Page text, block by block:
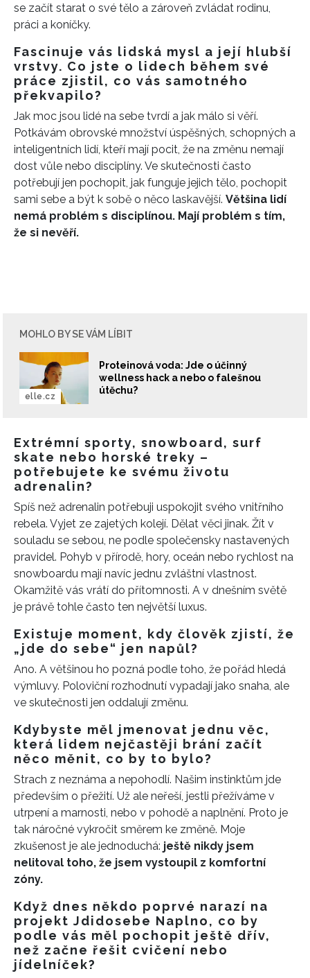
INFORMACE
REDAKCE
se začít starat o své tělo a zároveň zvládat rodinu,
práci a koníčky.
Fascinuje vás lidská mysl a její hlubší
vrstvy. Co jste o lidech během své
práce zjistil, co vás samotného
překvapilo?
Jak moc jsou lidé na sebe tvrdí a jak málo si věří.
Potkávám obrovské množství úspěšných, schopných a
inteligentních lidí, kteří mají pocit, že na změnu nemají
dost vůle nebo disciplíny. Ve skutečnosti často
potřebují jen pochopit, jak funguje jejich tělo, pochopit
sami sebe a být k sobě o něco laskavější. Většina lidí
nemá problém s disciplínou. Mají problém s tím,
že si nevěří.
MOHLO BY SE VÁM LÍBIT
Proteinová voda: Jde o účinný
wellness hack a nebo o falešnou
útěchu?
elle.cz
Extrémní sporty, snowboard, surf
skate nebo horské treky –
potřebujete ke svému životu
adrenalin?
Spíš než adrenalin potřebuji uspokojit svého vnitřního
rebela. Vyjet ze zajetých kolejí. Dělat věci jinak. Žít v
souladu se sebou, ne podle společensky nastavených
pravidel. Pohyb v přírodě, hory, oceán nebo rychlost na
snowboardu mají navíc jednu zvláštní vlastnost.
Okamžitě vás vrátí do přítomnosti. A v dnešním světě
je právě tohle často ten největší luxus.
Existuje moment, kdy člověk zjistí, že
„jde do sebe“ jen napůl?
Ano. A většinou ho pozná podle toho, že pořád hledá
výmluvy. Poloviční rozhodnutí vypadají jako snaha, ale
ve skutečnosti jen oddalují změnu.
Kdybyste měl jmenovat jednu věc,
která lidem nejčastěji brání začít
něco měnit, co by to bylo?
Strach z neznáma a nepohodlí. Našim instinktům jde
především o přežití. Už ale neřeší, jestli přežíváme v
utrpení a marnosti, nebo v pohodě a naplnění. Proto je
tak náročné vykročit směrem ke změně. Moje
zkušenost je ale jednoduchá: ještě nikdy jsem
nelitoval toho, že jsem vystoupil z komfortní
zóny.
Když dnes někdo poprvé narazí na
projekt Jdidosebe Naplno, co by
podle vás měl pochopit ještě dřív,
než začne řešit cvičení nebo
jídelníček?